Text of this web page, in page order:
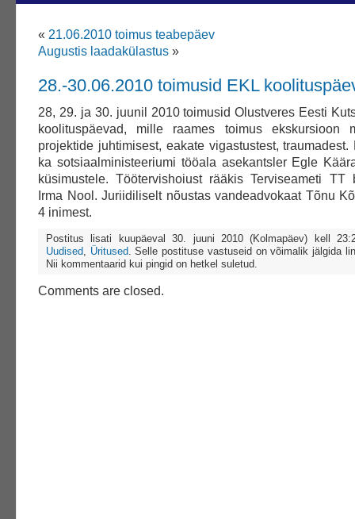
« 21.06.2010 toimus teabepäev
Augustis laadakülastus »
28.-30.06.2010 toimusid EKL
28, 29. ja 30. juunil 2010 toimusid Olustveres Eesti
koolituspäevad, mille raames toimus ekskursioon
projektide juhtimisest, eakate vigastustest,
ka sotsiaalministeeriumi tööala asekantsler Egle
küsimustele. Töötervishoiust rääkis Terviseameti TT
Irma Nool. Juriidiliselt nõustas vandeadvokaat Tõnu
4 inimest.
Postitus lisati kuupäeval 30. juuni 2010 (Kolmapäev) kell
Uudised, Üritused. Selle postituse vastuseid on võimalik jälgida
Nii kommentaarid kui pingid on hetkel suletud.
Comments are closed.